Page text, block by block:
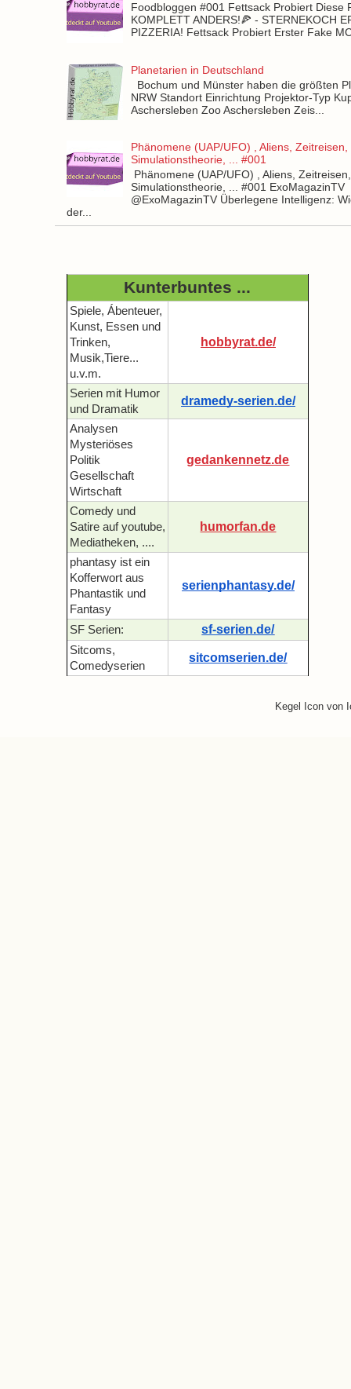
Foodbloggen #001 Fettsack Probiert Diese
KOMPLETT ANDERS!🍕 - STERNEKOCH
PIZZERIA! Fettsack Probiert Erster Fake
Planetarien in Deutschland
Bochum und Münster haben die größten
NRW Standort Einrichtung Projektor-Typ
Aschersleben Zoo Aschersleben Zeis...
Phänomene (UAP/UFO) , Aliens, Zeitreisen,
Simulationstheorie, ... #001
Phänomene (UAP/UFO) , Aliens, Zeitreisen,
Simulationstheorie, ... #001 ExoMagazinTV
@ExoMagazinTV Überlegene Intelligenz:
der...
Kunterbuntes ...
Spiele, Ábenteuer,
Kunst, Essen und
Trinken,
Musik,Tiere...
u.v.m.
hobbyrat.de/
Serien mit Humor
und Dramatik
dramedy-serien.de/
Analysen
Mysteriöses
Politik
Gesellschaft
Wirtschaft
gedankennetz.de
Comedy und
Satire auf youtube,
Mediatheken, ....
humorfan.de
phantasy ist ein
Kofferwort aus
Phantastik und
Fantasy
serienphantasy.de/
SF Serien: sf-serien.de/
Sitcoms,
Comedyserien
sitcomserien.de/
Kegel Icon von